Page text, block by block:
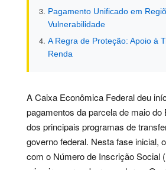
Pagamento Unificado em
Vulnerabilidade
A Regra de Proteção: Apoio à
Renda
A Caixa Econômica Federal deu
pagamentos da parcela de maio do
dos principais programas de
governo federal. Nesta fase inicial,
com o Número de Inscrição Social